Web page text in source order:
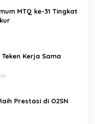
MTQ ke-31 Tingkat
Kerja Sama
Prestasi di O2SN